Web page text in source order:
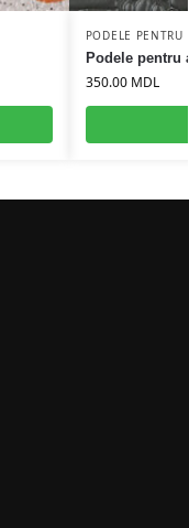
PODELE PENTRU
Podele pentru
350.00 MDL